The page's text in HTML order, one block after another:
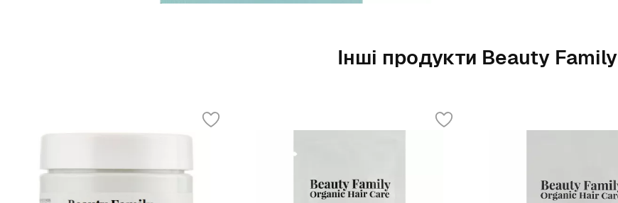
Інші продукти Beauty Family